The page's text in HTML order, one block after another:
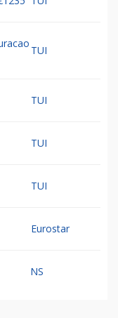
TUI
TUI
TUI
TUI
Eurostar
NS